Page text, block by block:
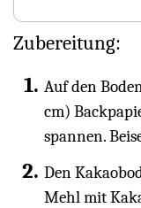
Zubereitung:
Auf den
cm)
spannen.
Den
Mehl mit